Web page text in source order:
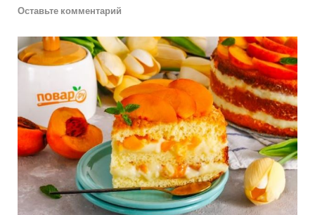
Оставьте комментарий